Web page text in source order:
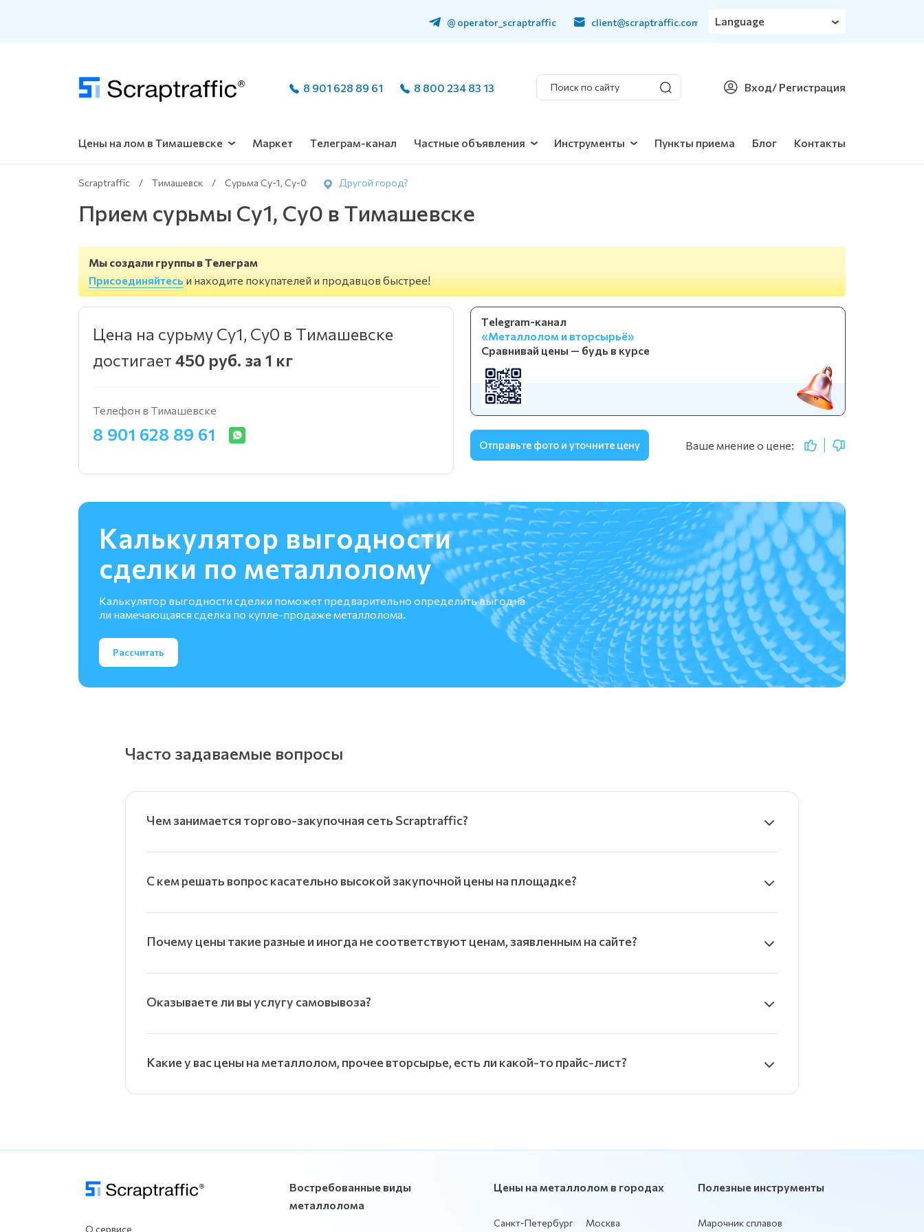
@ operator_scraptraffic client@scraptraffic.com Language
8 901 628 89 61 8 800 234 83 13 Вход/ Регистрация
Цены на лом в Тимашевске Маркет Телеграм-канал Частные объявления Инструменты Пункты приема Блог Контакты
Scraptraffic / Тимашевск / Сурьма Су-1, Су-0 Другой город?
Прием сурьмы Су1, Су0 в Тимашевске
Мы создали группы в Телеграм
Присоединяйтесьи находите покупателей и продавцов быстрее!
Цена на сурьму Су1, Су0 в Тимашевске
достигает 450 руб. за 1 кг
Телефон в Тимашевске
8 901 628 89 61
Telegram-канал
«Металлолом и вторсырьё»
Сравнивай цены — будь в курсе
Отправьте фото и уточните цену Ваше мнение о цене:
Калькулятор выгодности
сделки по металлолому
Калькулятор выгодности сделки поможет предварительно определить выгодна
ли намечающаяся сделка по купле-продаже металлолома.
Рассчитать
Часто задаваемые вопросы
Чем занимается торгово-закупочная сеть Scraptraffic?
С кем решать вопрос касательно высокой закупочной цены на площадке?
Почему цены такие разные и иногда не соответствуют ценам, заявленным на сайте?
Оказываете ли вы услугу самовывоза?
Какие у вас цены на металлолом, прочее вторсырье, есть ли какой-то прайс-лист?
О сервисе
Востребованные виды
металлолома
Цены на металлолом в городах
Санкт-Петербург Москва
Полезные инструменты
Марочник сплавов